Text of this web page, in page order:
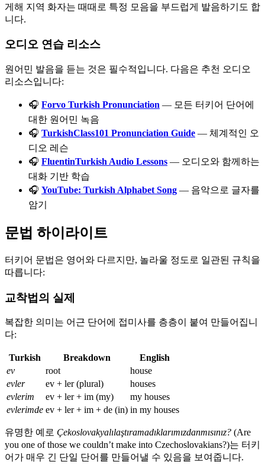
게해 지역 화자는 때때로 특정 모음을 부드럽게 발음하기도 합
니다.
오디오 연습 리소스
원어민 발음을 듣는 것은 필수적입니다. 다음은 추천 오디오
리소스입니다:
🎧 Forvo Turkish Pronunciation — 모든 터키어 단어에
대한 원어민 녹음
🎧 TurkishClass101 Pronunciation Guide — 체계적인 오
디오 레슨
🎧 FluentinTurkish Audio Lessons — 오디오와 함께하는
대화 기반 학습
🎧 YouTube: Turkish Alphabet Song — 음악으로 글자를
암기
문법 하이라이트
터키어 문법은 영어와 다르지만, 놀라울 정도로 일관된 규칙을
따릅니다:
교착법의 실제
복잡한 의미는 어근 단어에 접미사를 층층이 붙여 만들어집니
다:
Turkish Breakdown
English
ev
root
house
evler
ev + ler (plural)
houses
evlerim
ev + ler + im (my)
my houses
evlerimde ev + ler + im + de (in) in my houses
유명한 예로 Çekoslovakyalılaştıramadıklarımızdanmısınız? (Are
you one of those we couldn’t make into Czechoslovakians?)는 터키
어가 매우 긴 단일 단어를 만들어낼 수 있음을 보여줍니다.